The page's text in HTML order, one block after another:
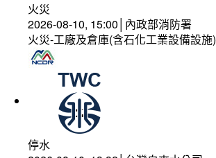
火災
2026-08-10, 15:00│內政部消防署
火災-工廠及倉庫(含石化工業設備設施)
停水